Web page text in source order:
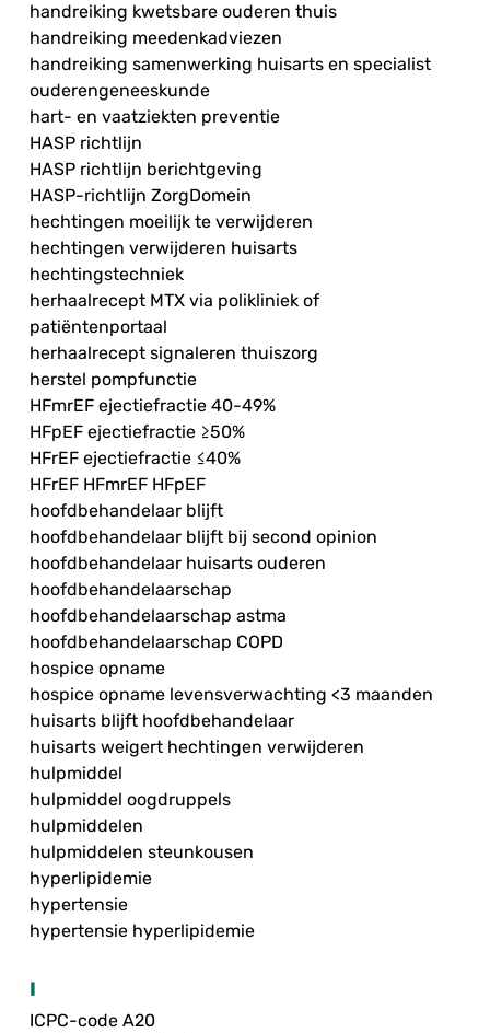
handreiking kwetsbare ouderen thuis
handreiking meedenkadviezen
handreiking samenwerking huisarts en specialist
ouderengeneeskunde
hart- en vaatziekten preventie
HASP richtlijn
HASP richtlijn berichtgeving
HASP-richtlijn ZorgDomein
hechtingen moeilijk te verwijderen
hechtingen verwijderen huisarts
hechtingstechniek
herhaalrecept MTX via polikliniek of
patiëntenportaal
herhaalrecept signaleren thuiszorg
herstel pompfunctie
HFmrEF ejectiefractie 40-49%
HFpEF ejectiefractie ≥50%
HFrEF ejectiefractie ≤40%
HFrEF HFmrEF HFpEF
hoofdbehandelaar blijft
hoofdbehandelaar blijft bij second opinion
hoofdbehandelaar huisarts ouderen
hoofdbehandelaarschap
hoofdbehandelaarschap astma
hoofdbehandelaarschap COPD
hospice opname
hospice opname levensverwachting <3 maanden
huisarts blijft hoofdbehandelaar
huisarts weigert hechtingen verwijderen
hulpmiddel
hulpmiddel oogdruppels
hulpmiddelen
hulpmiddelen steunkousen
hyperlipidemie
hypertensie
hypertensie hyperlipidemie
I
ICPC-code A20